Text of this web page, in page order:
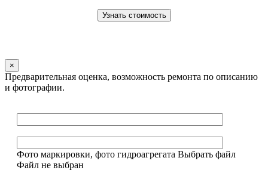
×
Предварительная оценка, возможность ремонта по описанию
и фотографии.
Фото маркировки, фото гидроагрегата Выбрать файл
Файл не выбран